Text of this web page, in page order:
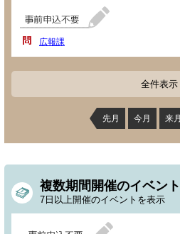
広報課
全件表示
先月 今月 来月
複数期間開催のイベント
7日以上開催のイベントを表示